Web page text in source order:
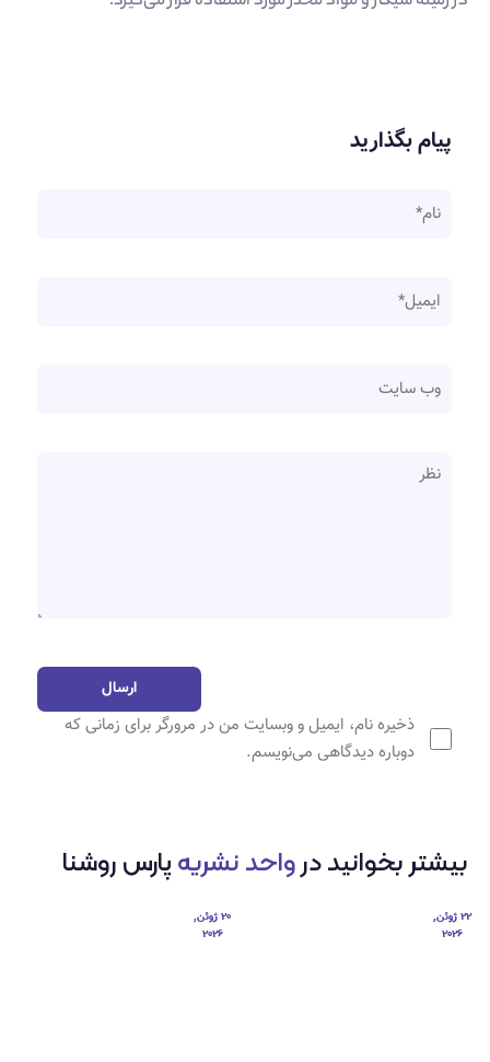
پیام بگذارید
ذخیره نام، ایمیل و وبسایت من در مرورگر برای زمانی که
دوباره دیدگاهی می‌نویسم.
22 ژوئن,
2026
20 ژوئن,
2026
بیشتر بخوانید درواحد نشریهپارس روشنا